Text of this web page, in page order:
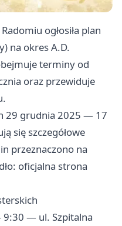
ogłosiła plan
na okres A.D.
terminy od
oraz przewiduje
29 grudnia 2025 — 17
się szczegółowe
przeznaczono na
oficjalna strona
— ul. Szpitalna